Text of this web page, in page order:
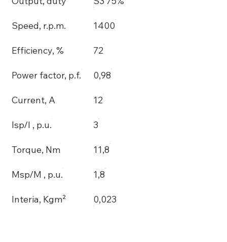
Speed, r.p.m. 1400
Efficiency, % 72
Power factor, p.f. 0,98
Current, A 12
Isp/I , p.u. 3
Torque, Nm 11,8
Msp/M , p.u. 1,8
Interia, Kgm² 0,023